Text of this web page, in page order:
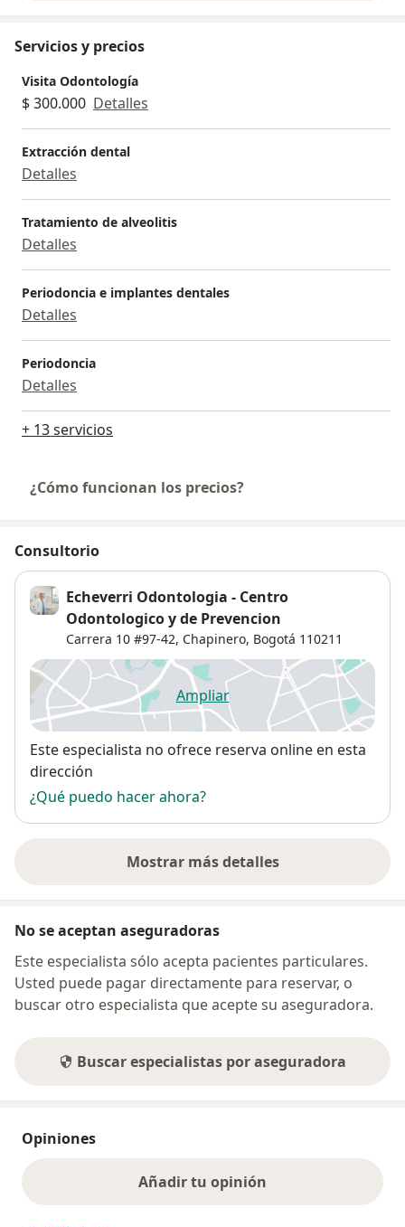
Servicios y precios
Visita Odontología
$ 300.000 Detalles
Extracción dental
Detalles
Tratamiento de alveolitis
Detalles
Periodoncia e implantes dentales
Detalles
Periodoncia
Detalles
+ 13 servicios
¿Cómo funcionan los precios?
Consultorio
Echeverri Odontologia - Centro
Odontologico y de Prevencion
Carrera 10 #97-42, Chapinero, Bogotá 110211
Ampliarse abre en una nueva
Disponibilidad
Este especialista no ofrece reserva online en esta
dirección
¿Qué puedo hacer ahora?
Mostrar más detalles
sobre la dirección
No se aceptan aseguradoras
Este especialista sólo acepta pacientes particulares.
Usted puede pagar directamente para reservar, o
buscar otro especialista que acepte su aseguradora.
Buscar especialistas por aseguradora
Opiniones
Añadir tu opinión